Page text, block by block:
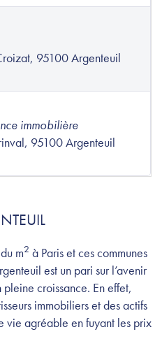
95100 Argenteuil
immobilière
95100 Argenteuil
m2 à Paris et ces communes
est un pari sur l’avenir
croissance. En effet,
immobiliers et des actifs
vie agréable en fuyant les prix